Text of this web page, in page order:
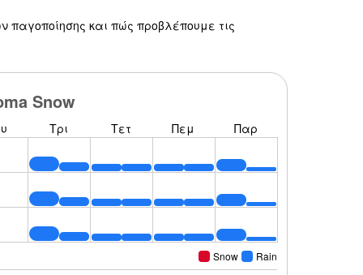
παγοποίησης και πώς προβλέπουμε τις